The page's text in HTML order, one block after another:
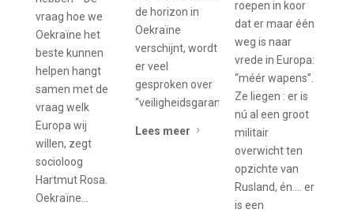
vraag hoe we
Oekraïne het
beste kunnen
helpen hangt
samen met de
vraag welk
Europa wij
willen, zegt
socioloog
Hartmut Rosa.
Oekraïne...
de horizon in
Oekraïne
verschijnt, wordt
er veel
gesproken over
“veiligheidsgaranties”....
Lees meer 5
roepen in koor
dat er maar één
weg is naar
vrede in Europa:
“méér wapens”.
Ze liegen : er is
nú al een groot
militair
overwicht ten
opzichte van
Rusland, én…. er
is een